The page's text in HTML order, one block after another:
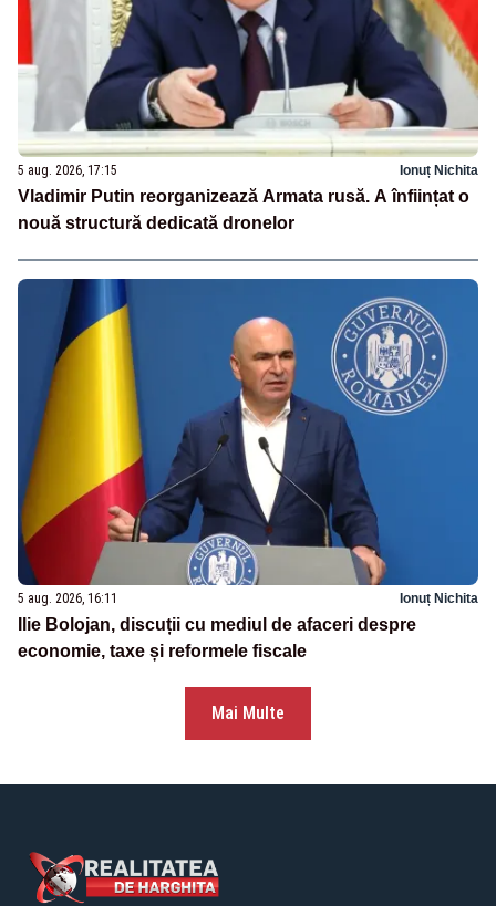
5 aug. 2026, 17:15 Ionuț Nichita
Vladimir Putin reorganizează Armata rusă. A înființat o
nouă structură dedicată dronelor
5 aug. 2026, 16:11 Ionuț Nichita
Ilie Bolojan, discuții cu mediul de afaceri despre
economie, taxe și reformele fiscale
Mai Multe